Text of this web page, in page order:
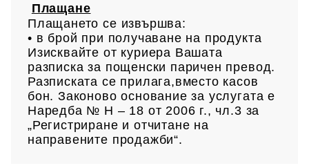
Плащане
Плащането се извършва:
• в брой при получаване на продукта
Изисквайте от куриера Вашата
разписка за пощенски паричен превод.
Разписката се прилага,вместо касов
бон. Законово основание за услугата е
Наредба № Н – 18 от 2006 г., чл.3 за
„Регистриране и отчитане на
направените продажби“.